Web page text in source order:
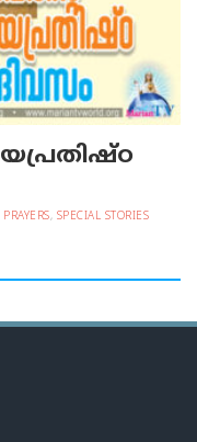
PRAYERS, SPECIAL STORIES